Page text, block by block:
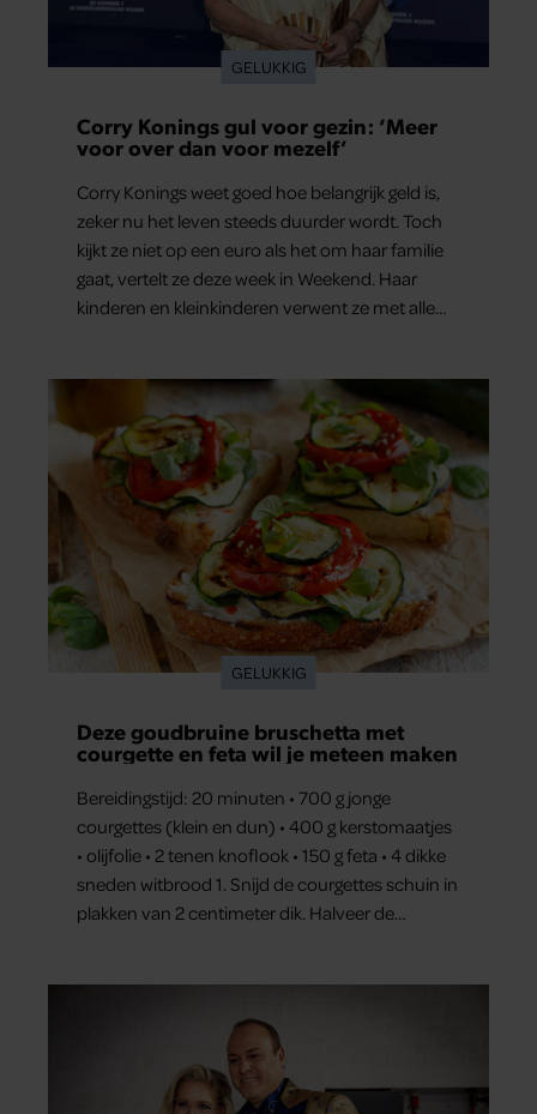
GELUKKIG
Corry Konings gul voor gezin: ‘Meer
voor over dan voor mezelf’
Corry Konings weet goed hoe belangrijk geld is,
zeker nu het leven steeds duurder wordt. Toch
kijkt ze niet op een euro als het om haar familie
gaat, vertelt ze deze week in Weekend. Haar
kinderen en kleinkinderen verwent ze met alle
GELUKKIG
Deze goudbruine bruschetta met
courgette en feta wil je meteen maken
Bereidingstijd: 20 minuten • 700 g jonge
courgettes (klein en dun) • 400 g kerstomaatjes
• olijfolie • 2 tenen knoflook • 150 g feta • 4 dikke
sneden witbrood 1. Snijd de courgettes schuin in
plakken van 2 centimeter dik. Halveer de